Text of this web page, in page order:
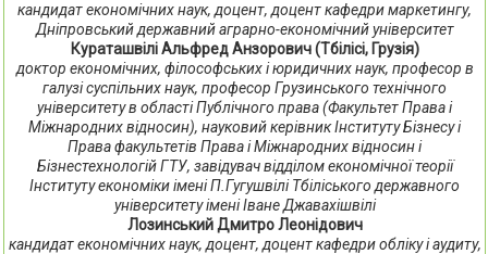
кандидат економічних наук, доцент, доцент кафедри маркетингу,
Дніпровський державний аграрно-економічний університет
Кураташвілі Альфред Анзорович (Тбілісі, Грузія)
доктор економічних, філософських і юридичних наук, професор в
галузі суспільних наук, професор Грузинського технічного
університету в області Публічного права (Факультет Права і
Міжнародних відносин), науковий керівник Інституту Бізнесу і
Права факультетів Права і Міжнародних відносин і
Бізнестехнологій ГТУ, завідувач відділом економічної теорії
Інституту економіки імені П.Гугушвілі Тбіліського державного
університету імені Іване Джавахішвілі
Лозинський Дмитро Леонідович
кандидат економічних наук, доцент, доцент кафедри обліку і аудиту,